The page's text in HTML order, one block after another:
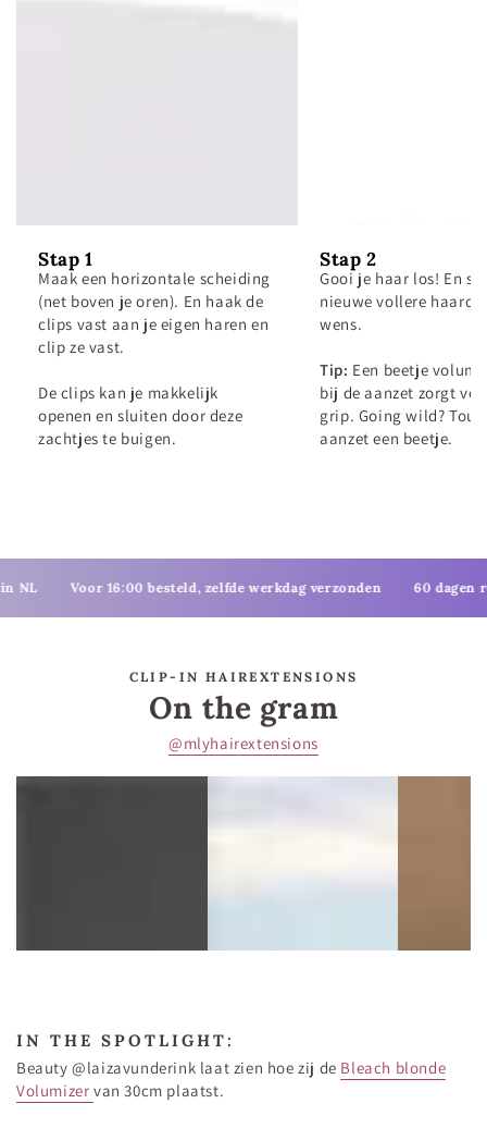
Stap 1
Maak een horizontale scheiding
(net boven je oren). En haak de
clips vast aan je eigen haren en
clip ze vast.
De clips kan je makkelijk
openen en sluiten door deze
zachtjes te buigen.
Stap 2
Gooi je haar los! En
nieuwe vollere
wens.
Tip: Een beetje
bij de aanzet zorgt
grip. Going wild?
aanzet een beetje.
16:00 besteld, zelfde werkdag verzonden 60 dagen
CLIP-IN HAIREXTENSIONS
On the gram
@mlyhairextensions
IN THE SPOTLIGHT:
Beauty @laizavunderink laat zien hoe zij de Bleach blonde
Volumizer van 30cm plaatst.